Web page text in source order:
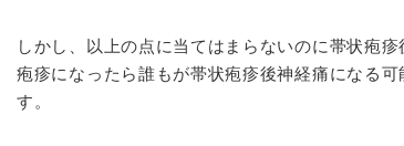
しかし、以上の点に当てはまらないのに帯状疱
疱疹になったら誰もが帯状疱疹後神経痛になる
す。